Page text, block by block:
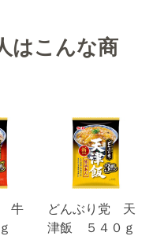
はこんな商
牛
どんぶり党 天
津飯 ５４０ｇ